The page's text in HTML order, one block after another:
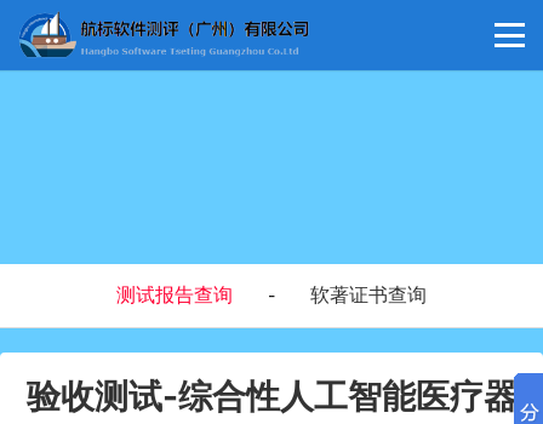
测试报告查询 - 软著证书查询
验收测试-综合性人工智能医疗器